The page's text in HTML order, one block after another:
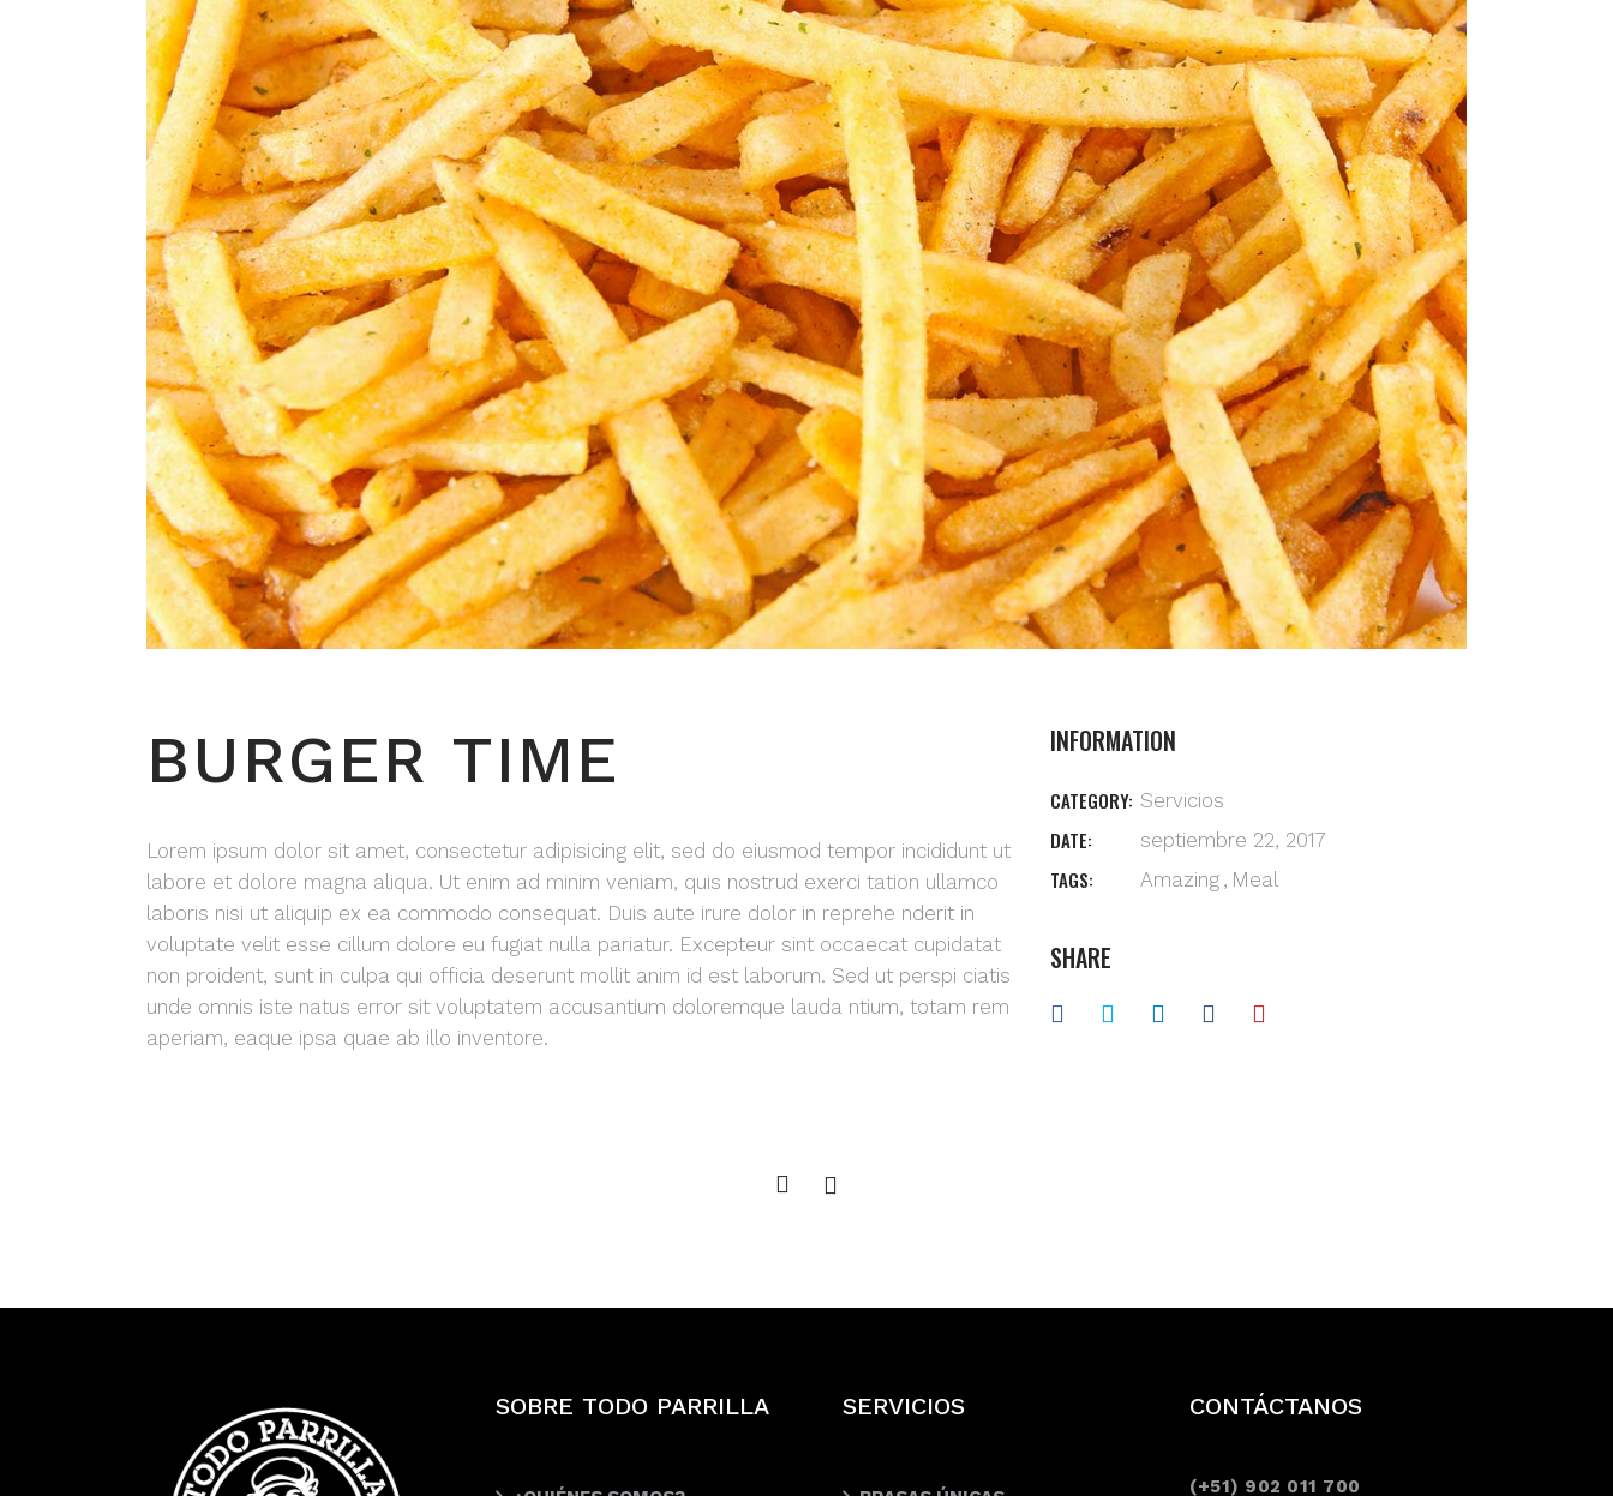
BURGER TIME
Lorem ipsum dolor sit amet, consectetur adipisicing elit, sed do eiusmod tempor incididunt ut
labore et dolore magna aliqua. Ut enim ad minim veniam, quis nostrud exerci tation ullamco
laboris nisi ut aliquip ex ea commodo consequat. Duis aute irure dolor in reprehe nderit in
voluptate velit esse cillum dolore eu fugiat nulla pariatur. Excepteur sint occaecat cupidatat
non proident, sunt in culpa qui officia deserunt mollit anim id est laborum. Sed ut perspi ciatis
unde omnis iste natus error sit voluptatem accusantium doloremque lauda ntium, totam rem
aperiam, eaque ipsa quae ab illo inventore.
INFORMATION
CATEGORY: Servicios
DATE: septiembre 22, 2017
TAGS: Amazing Meal
SHARE
SOBRE TODO PARRILLA SERVICIOS CONTÁCTANOS
(+51) 902 011 700